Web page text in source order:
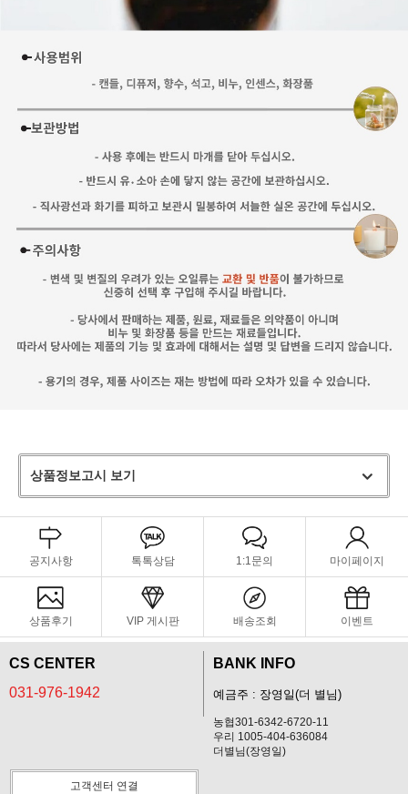
상품정보고시 보기
공지사항 톡톡상담 1:1문의 마이페이지
상품후기 VIP 게시판 배송조회 이벤트
CS CENTER
031-976-1942
BANK INFO
예금주 : 장영일(더 별님)
농협301-6342-6720-11
우리 1005-404-636084
더별님(장영일)
고객센터 연결